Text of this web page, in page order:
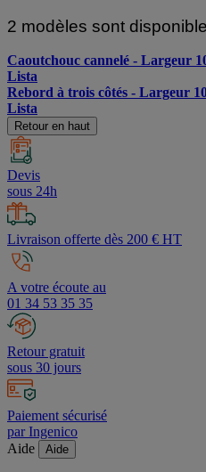
2 modèles sont
Caoutchouc cannelé - Largeur
Lista
Rebord à trois côtés - Largeur
Lista
Retour en haut
Devis
sous 24h
Livraison offerte dès 200 € HT
A votre écoute au
01 34 53 35 35
Retour gratuit
sous 30 jours
Paiement sécurisé
par Ingenico
Aide
Aide